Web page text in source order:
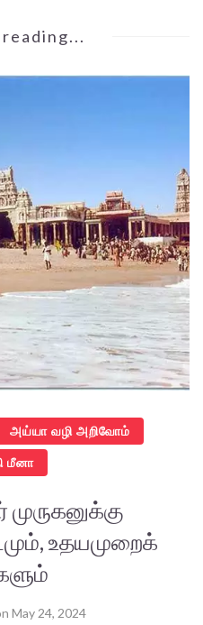
அய்யா வழி அறிவோம்
மீனா
முருகனுக்கு
உதயமுறைக்
May 24, 2024